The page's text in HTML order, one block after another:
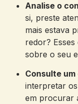
Analise o
si, preste
mais estava
redor?
sobre o seu
Consulte
‍interpretar
em procurar